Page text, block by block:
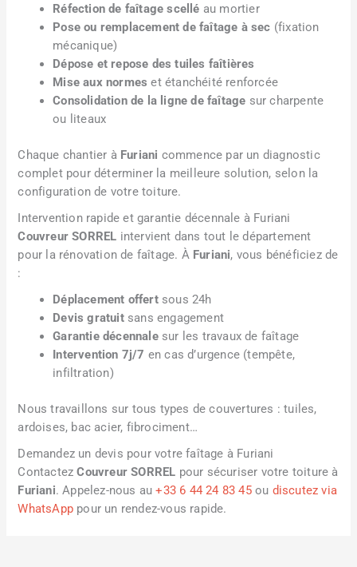
Réfection de faîtage scellé au mortier
Pose ou remplacement de faîtage à sec (fixation
mécanique)
Dépose et repose des tuiles faîtières
Mise aux normes et étanchéité renforcée
Consolidation de la ligne de faîtage sur charpente
ou liteaux
Chaque chantier à Furiani commence par un diagnostic
complet pour déterminer la meilleure solution, selon la
configuration de votre toiture.
Intervention rapide et garantie décennale à Furiani
Couvreur SORREL intervient dans tout le département
pour la rénovation de faîtage. À Furiani, vous bénéficiez de
:
Déplacement offertsous 24h
Devis gratuitsans engagement
Garantie décennalesur les travaux de faîtage
Intervention 7j/7 en cas d’urgence (tempête,
infiltration)
Nous travaillons sur tous types de couvertures : tuiles,
ardoises, bac acier, fibrociment…
Demandez un devis pour votre faîtage à Furiani
ContactezCouvreur SORREL pour sécuriser votre toiture à
Furiani. Appelez-nous au+33 6 44 24 83 45ou discutez via
WhatsApp pour un rendez-vous rapide.